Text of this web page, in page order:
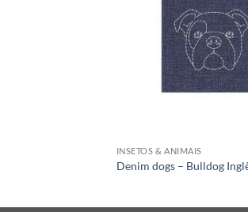
INSETOS & ANIMAIS
Denim dogs – Bulldog